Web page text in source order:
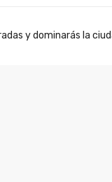
y dominarás la